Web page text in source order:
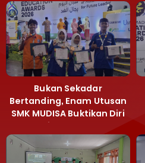
Bukan Sekadar
Bertanding, Enam Utusan
SMK MUDISA Buktikan Diri
di MEA 2026